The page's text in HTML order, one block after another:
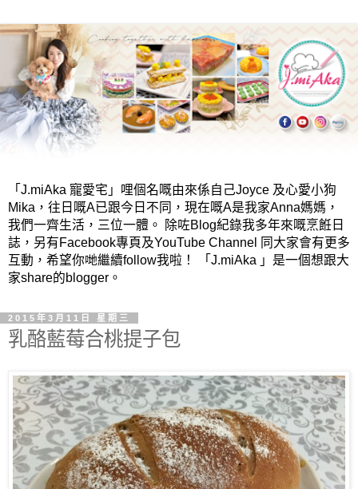
「J.miAka 寵愛宅」哩個名嘅由來係自己Joyce 及心愛小狗
Mika，往日嘅A已跟今日不同，現在嘅A是我家Anna媽媽，
我們一齊生活，三位一體。 除咗Blog紀錄我多年來嘅烹餁日
誌，另有Facebook專頁及YouTube Channel 同大家會有更多
互動，希望你哋繼續follow我啦！ 「J.miAka 」是一個想跟大
家share的blogger。
2015年3月11日 星期三
乳酪藍莓合桃提子包